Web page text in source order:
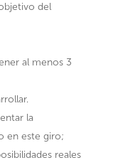
del
al menos 3
la
en este giro;
reales